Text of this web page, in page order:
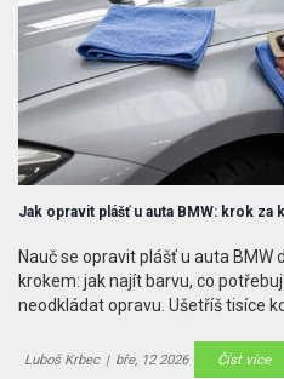
Jak opravit plášť u auta BMW: krok
Nauč se opravit plášť u auta BMW
krokem: jak najít barvu, co
neodkládat opravu. Ušetříš tisíce
Luboš Krbec | bře, 12 2026 Číst více